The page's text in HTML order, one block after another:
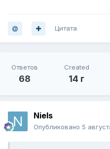
Цитата
Ответов
68
Created
14 г
Niels
Опубликовано 5